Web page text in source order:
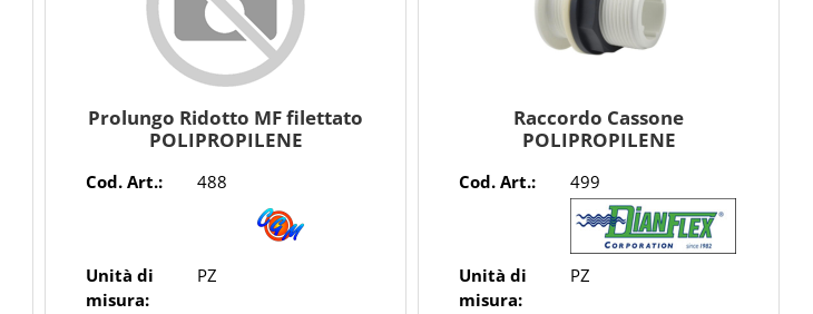
Prolungo Ridotto MF filettato
POLIPROPILENE
Cod. Art.: 488
Unità di
misura:
PZ
Raccordo Cassone
POLIPROPILENE
Cod. Art.: 499
Unità di
misura:
PZ